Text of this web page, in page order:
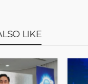
LIKE